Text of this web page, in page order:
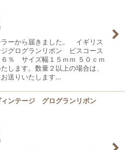
ラーから届きました。 イギリス
グログランリボン ビスコース
％ サイズ幅１５ｍｍ ５０ｃｍ
します。数量２以上の場合は、
送りいたします…
ィンテージ グログランリボン